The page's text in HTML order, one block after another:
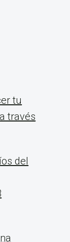
tu
través
del